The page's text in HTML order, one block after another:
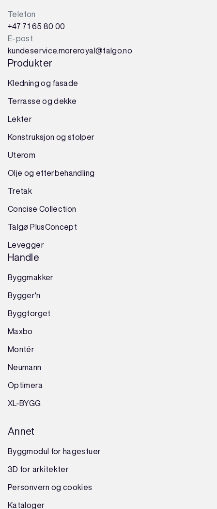
Telefon
+47 71 65 80 00
E-post
kundeservice.moreroyal@talgo.no
Produkter
Kledning og fasade
Terrasse og dekke
Lekter
Konstruksjon og stolper
Uterom
Olje og etterbehandling
Tretak
Concise Collection
Talgø PlusConcept
Levegger
Handle
Byggmakker
Bygger'n
Byggtorget
Maxbo
Montér
Neumann
Optimera
XL-BYGG
Annet
Byggmodul for hagestuer
3D for arkitekter
Personvern og cookies
Kataloger